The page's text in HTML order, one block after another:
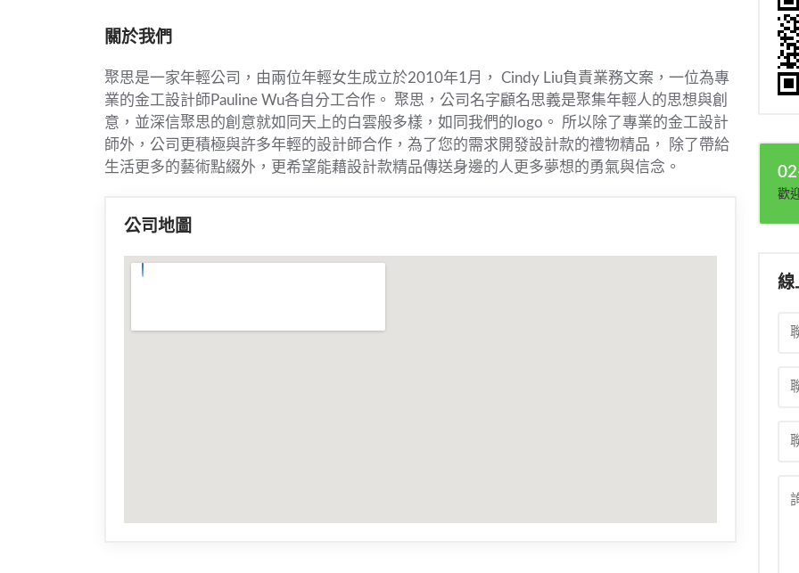
關於我們
聚思是一家年輕公司，由兩位年輕女生成立於2010年1月， Cindy Liu負責業務文案，一位為專
業的金工設計師Pauline Wu各自分工合作。 聚思，公司名字顧名思義是聚集年輕人的思想與創
意，並深信聚思的創意就如同天上的白雲般多樣，如同我們的logo。 所以除了專業的金工設計
師外，公司更積極與許多年輕的設計師合作，為了您的需求開發設計款的禮物精品， 除了帶給
生活更多的藝術點綴外，更希望能藉設計款精品傳送身邊的人更多夢想的勇氣與信念。
公司地圖
歡
線